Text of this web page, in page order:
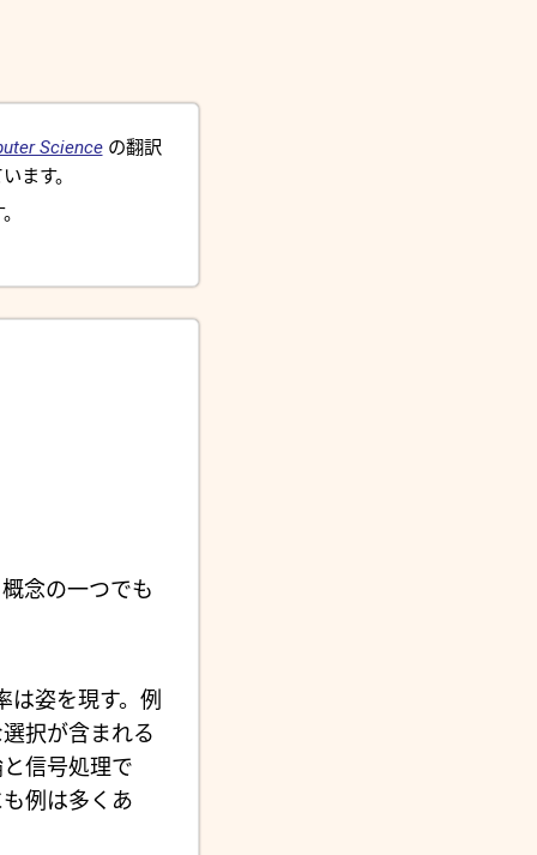
Scienceの翻訳
ます。
念の一つでも
姿を現す。例
択が含まれる
信号処理で
例は多くあ